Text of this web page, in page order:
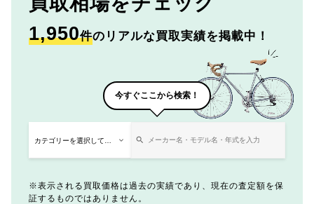
1,950件のリアルな買取実績を掲載中！
今すぐここから検索！
表示される買取価格は過去の実績であり、現在の査定額を保
証するものではありません。